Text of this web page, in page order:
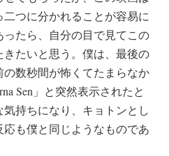
つに分かれることが容易に
たら、自分の目で見てこの
たいと思う。僕は、最後の
数秒間が怖くてたまらなか
Sen」と突然表示されたと
持ちになり、キョトンとし
も僕と同じようなものであ